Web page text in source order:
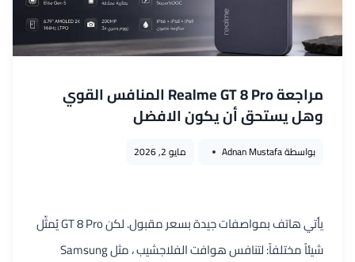
مراجعة Realme GT 8 Pro المنافس القوي
وهل يستحق أن يكون الافضل
بواسطةAdnan Mustafa مايو 2, 2026
يأتي هاتف بمواصفات جيدة بسعر مقبول. لكن GT 8 Pro يُمثّل
شيئاً مختلفاً: لتنافس هوافت الفلاجشيب ، مثل Samsung